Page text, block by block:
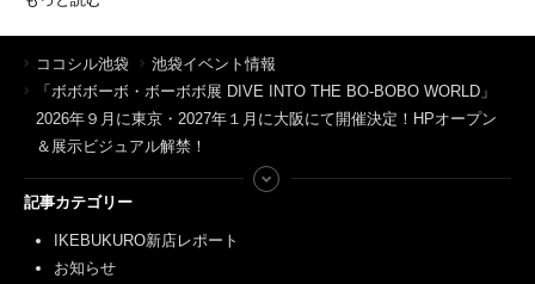
ココシル池袋
池袋イベント情報
「ボボボーボ・ボーボボ展 DIVE INTO THE BO-BOBO WORLD」
2026年９月に東京・2027年１月に大阪にて開催決定！HPオープン
＆展示ビジュアル解禁！
記事カテゴリー
IKEBUKURO新店レポート
お知らせ